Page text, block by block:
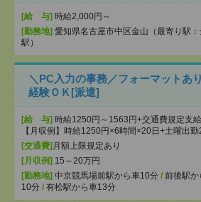
[給 与] 時給2,000円～
[勤務地] 愛知県名古屋市中区金山（最寄り駅：
駅）
＼PC入力の事務／フォーマットあ
経験ＯＫ[派遣]
[給 与] 時給1250円～1563円+交通費規定支
【月収例】時給1250円×6時間×20日+土曜出勤
[交通費] 月額上限規定あり
[月収例] 15～20万円
[勤務地] 中京競馬場前駅から車10分 / 前後駅か
10分 / 有松駅から車13分